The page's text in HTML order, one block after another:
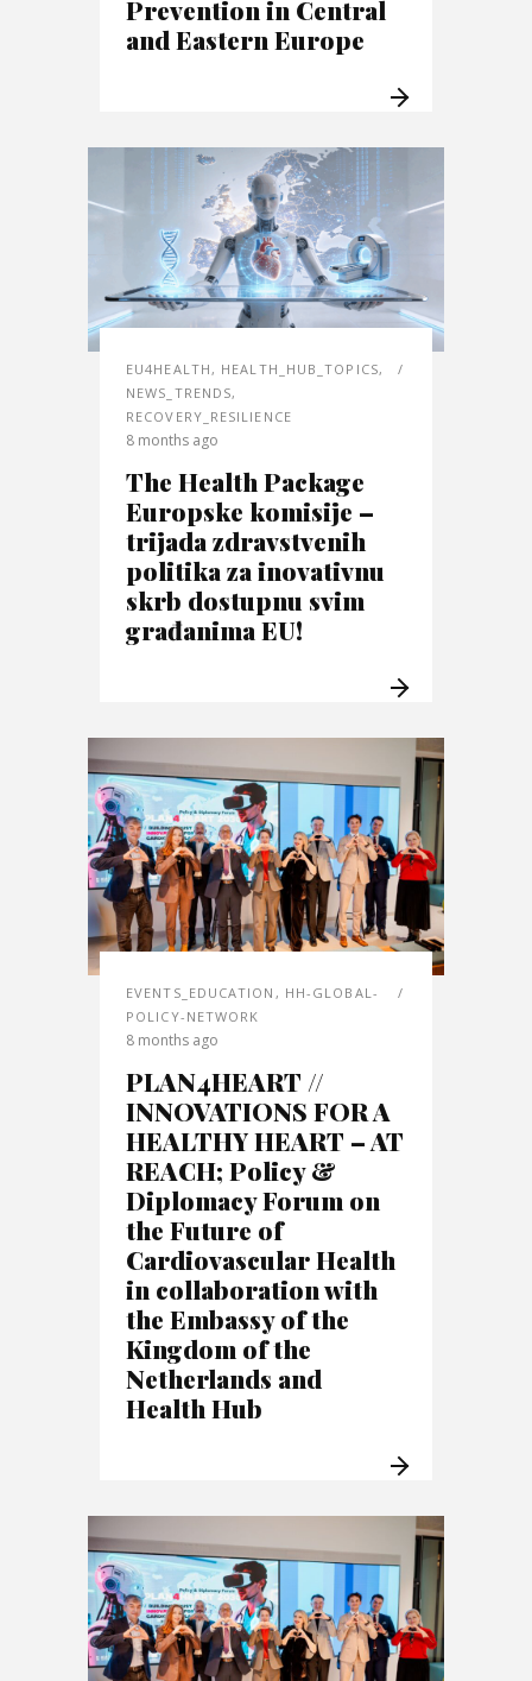
Prevention in Central
and Eastern Europe
EU4HEALTH , HEALTH_HUB_TOPICS,
NEWS_TRENDS,
RECOVERY_RESILIENCE
8 months ago
The Health Package
Europske komisije –
trijada zdravstvenih
politika za inovativnu
skrb dostupnu svim
građanima EU!
EVENTS_EDUCATION , HH-GLOBAL-
POLICY-NETWORK
8 months ago
PLAN4HEART //
INNOVATIONS FOR A
HEALTHY HEART – AT
REACH; Policy &
Diplomacy Forum on
the Future of
Cardiovascular Health
in collaboration with
the Embassy of the
Kingdom of the
Netherlands and
Health Hub